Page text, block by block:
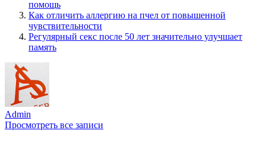
помощь
Как отличить аллергию на пчел от повышенной
чувствительности
Регулярный секс после 50 лет значительно улучшает
память
Admin
Просмотреть все записи